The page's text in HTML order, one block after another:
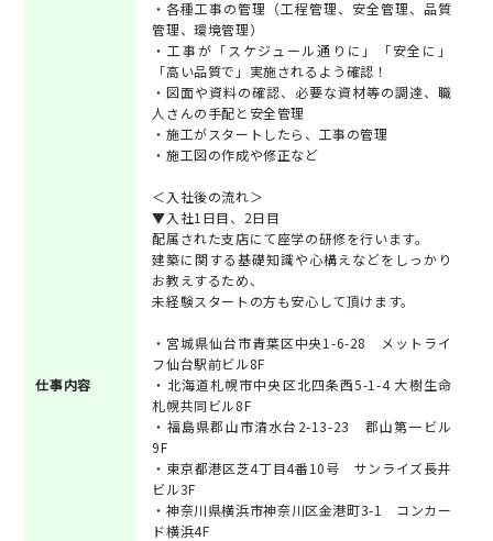
仕事内容
・各種工事の管理（工程管理、安全管理、品質
管理、環境管理）
・工事が「スケジュール通りに」「安全に」
「高い品質で」実施されるよう確認！
・図面や資料の確認、必要な資材等の調達、職
人さんの手配と安全管理
・施工がスタートしたら、工事の管理
・施工図の作成や修正など
＜入社後の流れ＞
▼入社1日目、2日目
配属された支店にて座学の研修を行います。
建築に関する基礎知識や心構えなどをしっかり
お教えするため、
未経験スタートの方も安心して頂けます。
・宮城県仙台市青葉区中央1-6-28 メットライ
フ仙台駅前ビル8F
・北海道札幌市中央区北四条西5-1-4 大樹生命
札幌共同ビル8F
・福島県郡山市清水台2-13-23 郡山第一ビル
9F
・東京都港区芝4丁目4番10号 サンライズ長井
ビル3F
・神奈川県横浜市神奈川区金港町3-1 コンカー
ド横浜4F